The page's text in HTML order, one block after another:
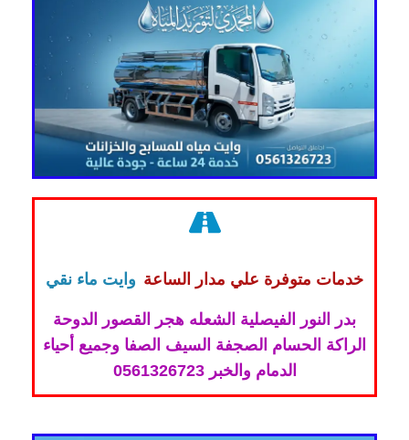
خدمات متوفرة علي مدار الساعة وايت ماء نقي
بدر النور الفيصلية الشعله هجر القصور الدوحة
الراكة الحسام الصجفة السيف الصفا وجميع أحياء
الدمام والخبر 0561326723